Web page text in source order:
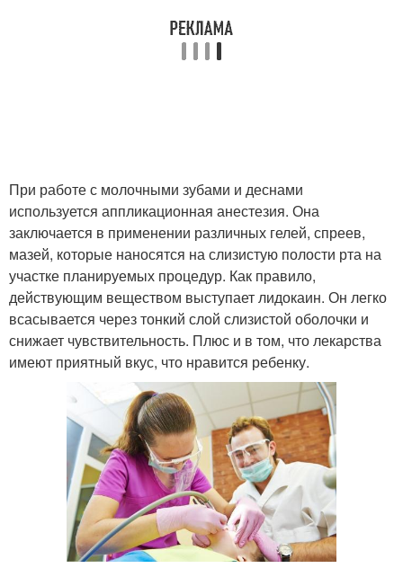
При работе с молочными зубами и деснами
используется аппликационная анестезия. Она
заключается в применении различных гелей, спреев,
мазей, которые наносятся на слизистую полости рта на
участке планируемых процедур. Как правило,
действующим веществом выступает лидокаин. Он легко
всасывается через тонкий слой слизистой оболочки и
снижает чувствительность. Плюс и в том, что лекарства
имеют приятный вкус, что нравится ребенку.